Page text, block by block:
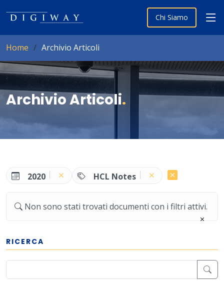
Chi Siamo
Home Archivio Articoli
Archivio Articoli.
2020 HCL Notes
Non sono stati trovati documenti con i filtri attivi.
RICERCA